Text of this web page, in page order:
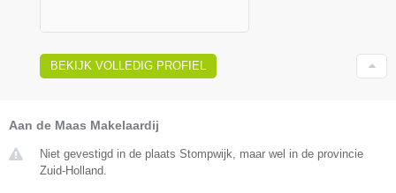
BEKIJK VOLLEDIG PROFIEL
Aan de Maas Makelaardij
Niet gevestigd in de plaats Stompwijk, maar wel in de provincie
Zuid-Holland.